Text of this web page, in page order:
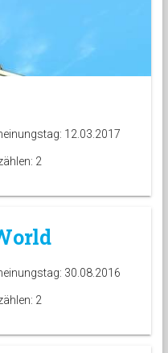
12.03.2017
2
30.08.2016
2